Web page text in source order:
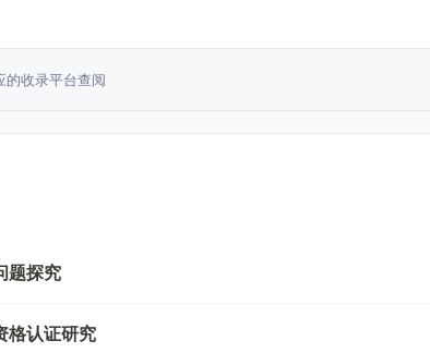
的收录平台查阅
题探究
格认证研究